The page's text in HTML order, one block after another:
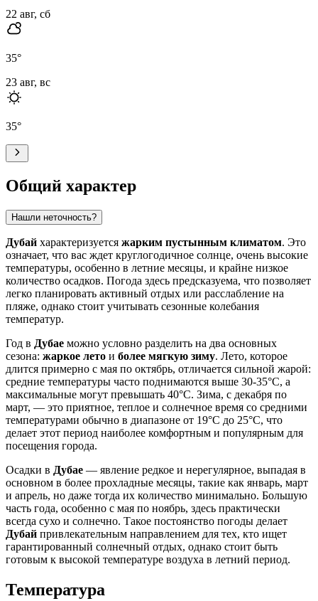
22 авг, сб
35°
23 авг, вс
35°
Общий характер
Нашли неточность?
Дубай характеризуется жарким пустынным климатом. Это
означает, что вас ждет круглогодичное солнце, очень высокие
температуры, особенно в летние месяцы, и крайне низкое
количество осадков. Погода здесь предсказуема, что позволяет
легко планировать активный отдых или расслабление на
пляже, однако стоит учитывать сезонные колебания
температур.
Год в Дубае можно условно разделить на два основных
сезона: жаркое лето и более мягкую зиму. Лето, которое
длится примерно с мая по октябрь, отличается сильной жарой:
средние температуры часто поднимаются выше 30-35°C, а
максимальные могут превышать 40°C. Зима, с декабря по
март, — это приятное, теплое и солнечное время со средними
температурами обычно в диапазоне от 19°C до 25°C, что
делает этот период наиболее комфортным и популярным для
посещения города.
Осадки в Дубае — явление редкое и нерегулярное, выпадая в
основном в более прохладные месяцы, такие как январь, март
и апрель, но даже тогда их количество минимально. Большую
часть года, особенно с мая по ноябрь, здесь практически
всегда сухо и солнечно. Такое постоянство погоды делает
Дубай привлекательным направлением для тех, кто ищет
гарантированный солнечный отдых, однако стоит быть
готовым к высокой температуре воздуха в летний период.
Температура